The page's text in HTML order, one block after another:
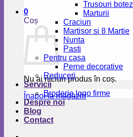
0
Coș
Nu ai niciun produs în coș.
Înapoi la magazin
Trusouri botez
Marturii
Craciun
Martisor si 8 Martie
Nunta
Pasti
Pentru casa
Perne decorative
Reduceri
Servicii
Broderie logo firme
Despre noi
Blog
Contact